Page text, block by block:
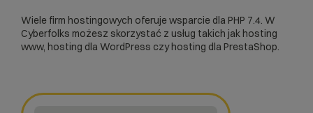
Wiele firm hostingowych oferuje wsparcie dla PHP 7.4. W
Cyberfolks możesz skorzystać z usług takich jak hosting
www, hosting dla WordPress czyhosting dla PrestaShop.